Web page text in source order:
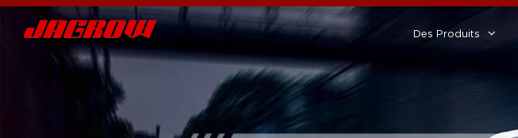
Des Produits